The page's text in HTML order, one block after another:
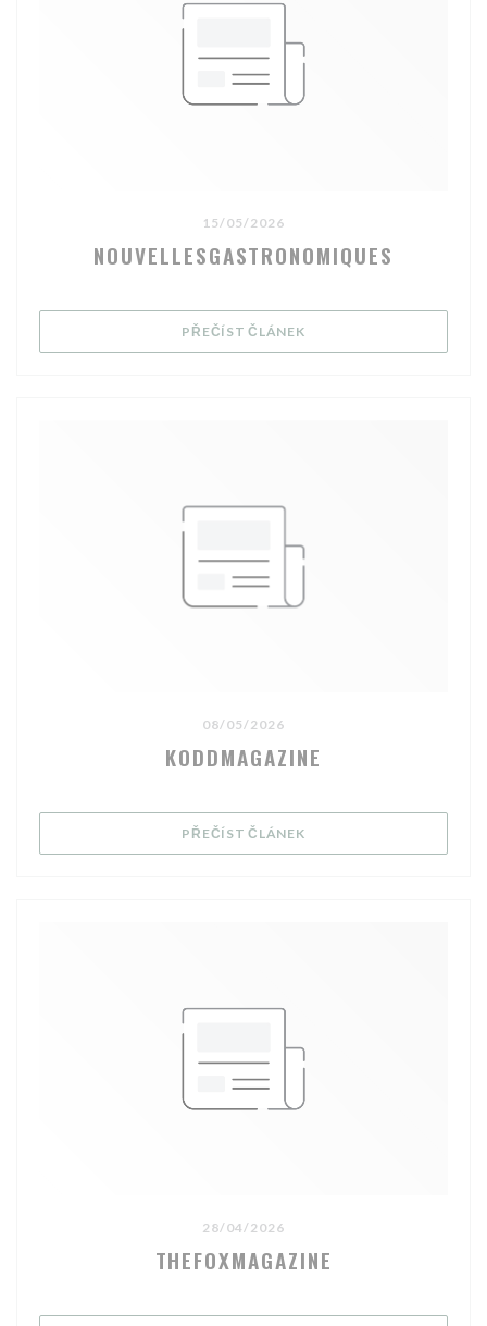
15/05/2026
NOUVELLESGASTRONOMIQUES
PŘEČÍST ČLÁNEK((OTEVŘE SE V NOVÉM
08/05/2026
KODDMAGAZINE
PŘEČÍST ČLÁNEK((OTEVŘE SE V NOVÉM
28/04/2026
THEFOXMAGAZINE